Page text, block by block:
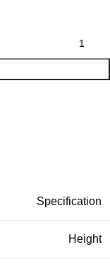
Specification
Height